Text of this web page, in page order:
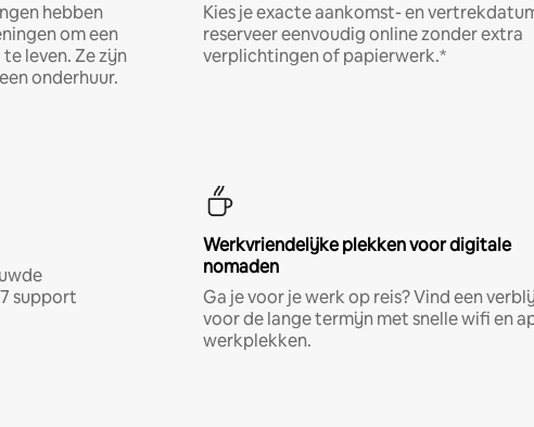
hebben
om een
leven. Ze zijn
onderhuur.
Kies je exacte aankomst- en
reserveer eenvoudig online zonder extra
verplichtingen of papierwerk.*
support
Werkvriendelijke plekken voor digitale
nomaden
Ga je voor je werk op reis? Vind een
voor de lange termijn met snelle wifi en
werkplekken.